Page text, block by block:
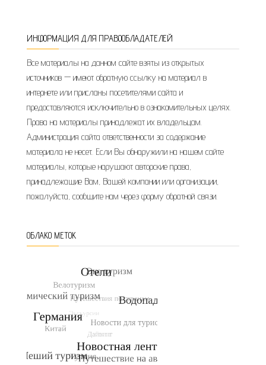
ИНФОРМАЦИЯ ДЛЯ ПРАВООБЛАДАТЕЛЕЙ
Все материалы на данном сайте взяты из открытых
источников — имеют обратную ссылку на материал в
интернете или присланы посетителями сайта и
предоставляются исключительно в ознакомительных целях.
Права на материалы принадлежат их владельцам.
Администрация сайта ответственности за содержание
материала не несет. Если Вы обнаружили на нашем сайте
материалы, которые нарушают авторские права,
принадлежащие Вам, Вашей компании или организации,
пожалуйста, сообщите нам через форму обратной связи.
ОБЛАКО МЕТОК